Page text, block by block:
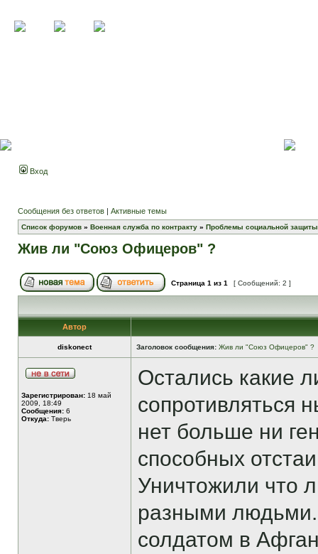
Вход
Сообщения без ответов | Активные темы
Список форумов » Военная служба по контракту » Проблемы социальной защиты
Жив ли "Союз Офицеров" ?
Страница 1 из 1 [ Сообщений: 2 ]
Автор
diskonect Заголовок сообщения: Жив ли "Союз Офицеров" ?
Зарегистрирован: 18 май
2009, 18:49
Сообщения: 6
Откуда: Тверь
Остались какие
сопротивляться
нет больше ни
способных
Уничтожили что
разными
солдатом в